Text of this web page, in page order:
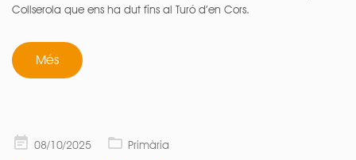
Collserola que ens ha dut fins al Turó d’en Cors.
Més
Posted08/10/2025 Primària